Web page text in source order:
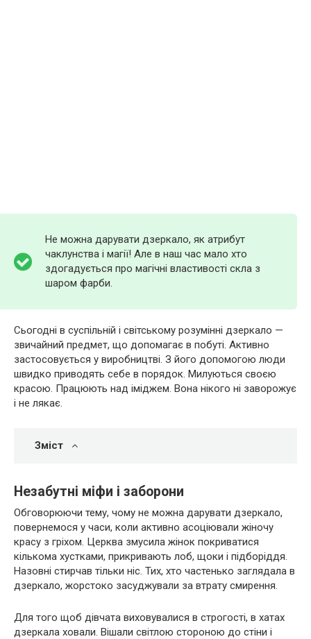
Не можна дарувати дзеркало, як атрибут
чаклунства і магії! Але в наш час мало хто
здогадується про магічні властивості скла з
шаром фарби.
Сьогодні в суспільній і світському розумінні дзеркало —
звичайний предмет, що допомагає в побуті. Активно
застосовується у виробництві. З його допомогою люди
швидко приводять себе в порядок. Милуються своєю
красою. Працюють над іміджем. Вона нікого ні заворожує
і не лякає.
Зміст
Незабутні міфи і заборони
Обговорюючи тему, чому не можна дарувати дзеркало,
повернемося у часи, коли активно асоціювали жіночу
красу з гріхом. Церква змусила жінок покриватися
кількома хустками, прикривають лоб, щоки і підборіддя.
Назовні стирчав тільки ніс. Тих, хто частенько заглядала в
дзеркало, жорстоко засуджували за втрату смирення.
Для того щоб дівчата виховувалися в строгості, в хатах
дзеркала ховали. Вішали світлою стороною до стіни і